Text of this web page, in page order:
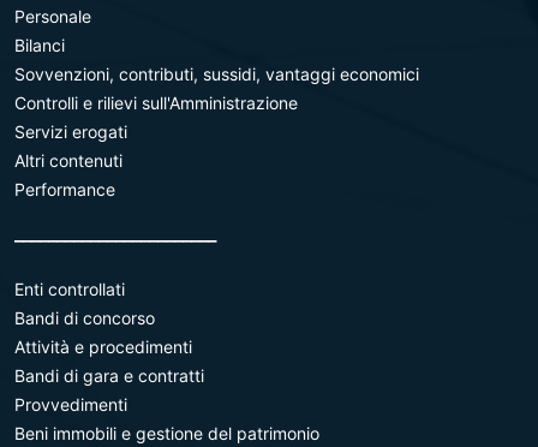
Personale
Bilanci
Sovvenzioni, contributi, sussidi, vantaggi economici
Controlli e rilievi sull'Amministrazione
Servizi erogati
Altri contenuti
Performance
Enti controllati
Bandi di concorso
Attività e procedimenti
Bandi di gara e contratti
Provvedimenti
Beni immobili e gestione del patrimonio